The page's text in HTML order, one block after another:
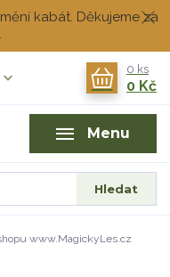
kabát. Děkujeme za
Menu
Hledat
0 ks
0 Kč
www.MagickyLes.cz